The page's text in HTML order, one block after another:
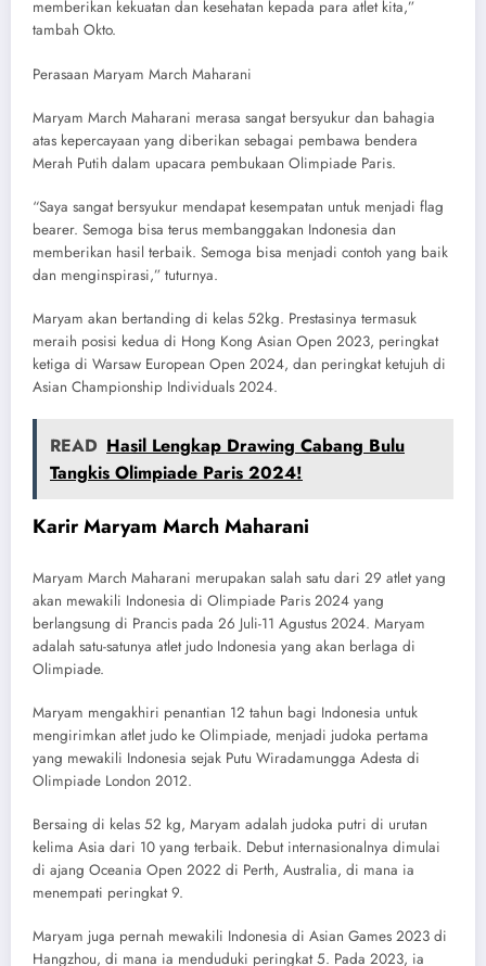
memberikan kekuatan dan kesehatan kepada para atlet kita,”
tambah Okto.
Perasaan Maryam March Maharani
Maryam March Maharani merasa sangat bersyukur dan bahagia
atas kepercayaan yang diberikan sebagai pembawa bendera
Merah Putih dalam upacara pembukaan Olimpiade Paris.
“Saya sangat bersyukur mendapat kesempatan untuk menjadi flag
bearer. Semoga bisa terus membanggakan Indonesia dan
memberikan hasil terbaik. Semoga bisa menjadi contoh yang baik
dan menginspirasi,” tuturnya.
Maryam akan bertanding di kelas 52kg. Prestasinya termasuk
meraih posisi kedua di Hong Kong Asian Open 2023, peringkat
ketiga di Warsaw European Open 2024, dan peringkat ketujuh di
Asian Championship Individuals 2024.
READ Hasil Lengkap Drawing Cabang Bulu
Tangkis Olimpiade Paris 2024!
Karir Maryam March Maharani
Maryam March Maharani merupakan salah satu dari 29 atlet yang
akan mewakili Indonesia di Olimpiade Paris 2024 yang
berlangsung di Prancis pada 26 Juli-11 Agustus 2024. Maryam
adalah satu-satunya atlet judo Indonesia yang akan berlaga di
Olimpiade.
Maryam mengakhiri penantian 12 tahun bagi Indonesia untuk
mengirimkan atlet judo ke Olimpiade, menjadi judoka pertama
yang mewakili Indonesia sejak Putu Wiradamungga Adesta di
Olimpiade London 2012.
Bersaing di kelas 52 kg, Maryam adalah judoka putri di urutan
kelima Asia dari 10 yang terbaik. Debut internasionalnya dimulai
di ajang Oceania Open 2022 di Perth, Australia, di mana ia
menempati peringkat 9.
Maryam juga pernah mewakili Indonesia di Asian Games 2023 di
Hangzhou, di mana ia menduduki peringkat 5. Pada 2023, ia